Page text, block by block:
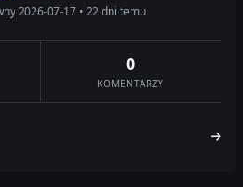
2026-07-17 • 22 dni temu
0
KOMENTARZY